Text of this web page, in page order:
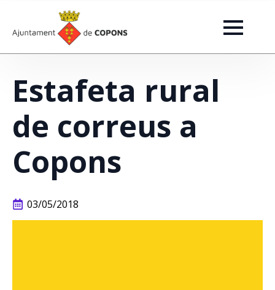
Estafeta rural
de correus a
Copons
03/05/2018